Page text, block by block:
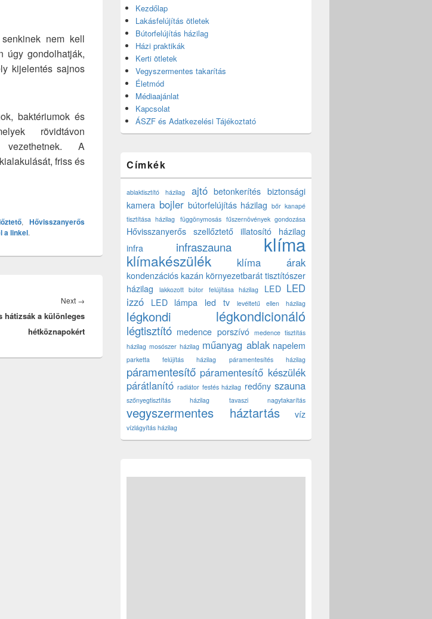
nem kell
úgy gondolhatják,
kijelentés sajnos
baktériumok és
rövidtávon
vezethetnek. A
friss és
, Hővisszanyerős
a linkel.
Next →
post:
hátizsák a különleges
hétköznapokért
Kezdőlap
Lakásfelújítás ötletek
Bútorfelújítás házilag
Házi praktikák
Kerti ötletek
Vegyszermentes takarítás
Életmód
Médiaajánlat
Kapcsolat
ÁSZF és Adatkezelési Tájékoztató
Címkék
ablaktisztító házilag ajtó betonkerítés biztonsági
kamera bojler bútorfelújítás házilag bőr kanapé
tisztítása házilag függönymosás fűszernövények gondozása
Hővisszanyerős szellőztető illatosító házilag
infra
infraszauna klíma
klímakészülék klíma árak
kondenzációs kazán környezetbarát tisztítószer
házilag
lakkozott bútor felújítása házilag LED LED
izzó
LED lámpa led tv levéltetű ellen házilag
légkondi légkondicionáló
légtisztító medence porszívó medence tisztítás
házilag mosószer házilag műanyag ablak napelem
parketta felújítás házilag páramentesítés házilag
páramentesítő páramentesítő készülék
párátlanító radiátor festés házilag redőny szauna
szőnyegtisztítás házilag tavaszi nagytakarítás
vegyszermentes háztartás víz
vízlágyítás házilag